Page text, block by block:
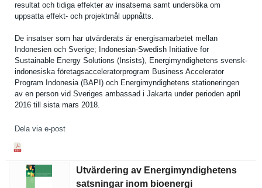
resultat och tidiga effekter av insatserna samt undersöka om
uppsatta effekt- och projektmål uppnåtts.
De insatser som har utvärderat­s är energisama­rbetet mellan
Indonesien och Sverige; Indonesian-Swedish Initiative for
Sustainabl­e Energy Solutions (Insists), Energimynd­ighetens svensk-
indonesisk­a företagsac­celeratorp­rogram Business Accelerato­r
Program Indonesia (BAPI) och Energimynd­ighetens stationeri­ngen
av en person vid Sveriges ambassad i Jakarta under perioden april
2016 till sista mars 2018.
Dela via e-post
Utvärdering av Energimyndighetens
satsningar inom bioenergi